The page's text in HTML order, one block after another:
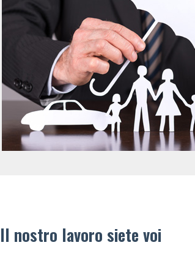
Il nostro lavoro siete voi